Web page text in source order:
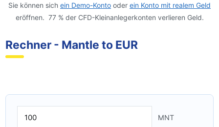
Sie können sich ein Demo-Konto oder ein Konto mit realem Geld
eröffnen. 77 % der CFD-Kleinanlegerkonten verlieren Geld.
Rechner - Mantle to EUR
MNT